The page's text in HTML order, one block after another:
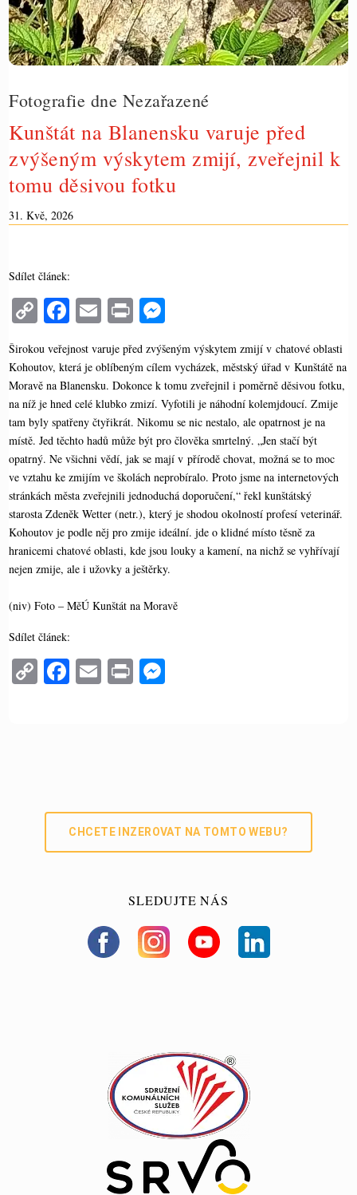
Fotografie dne Nezařazené
Kunštát na Blanensku varuje před
zvýšeným výskytem zmijí, zveřejnil k
tomu děsivou fotku
31. Kvě, 2026
Sdílet článek:
C
op
y
Li
nk
Fa
bo
ok
E
m
ail
Pr
in
t
es
se
ng
er
Širokou veřejnost varuje před zvýšeným výskytem zmijí v chatové oblasti
Kohoutov, která je oblíbeným cílem vycházek, městský úřad v Kunštátě na
Moravě na Blanensku. Dokonce k tomu zveřejnil i poměrně děsivou fotku,
na níž je hned celé klubko zmizí. Vyfotili je náhodní kolemjdoucí. Zmije
tam byly spatřeny čtyřikrát. Nikomu se nic nestalo, ale opatrnost je na
místě. Jed těchto hadů může být pro člověka smrtelný. „Jen stačí být
opatrný. Ne všichni vědí, jak se mají v přírodě chovat, možná se to moc
ve vztahu ke zmijím ve školách neprobíralo. Proto jsme na internetových
stránkách města zveřejnili jednoduchá doporučení,“ řekl kunštátský
starosta Zdeněk Wetter (netr.), který je shodou okolností profesí veterinář.
Kohoutov je podle něj pro zmije ideální. jde o klidné místo těsně za
hranicemi chatové oblasti, kde jsou louky a kamení, na nichž se vyhřívají
nejen zmije, ale i užovky a ještěrky.
(niv) Foto – MěÚ Kunštát na Moravě
Sdílet článek:
C Fa E Pr
CHCETE INZEROVAT NA TOMTO WEBU?
SLEDUJTE NÁS